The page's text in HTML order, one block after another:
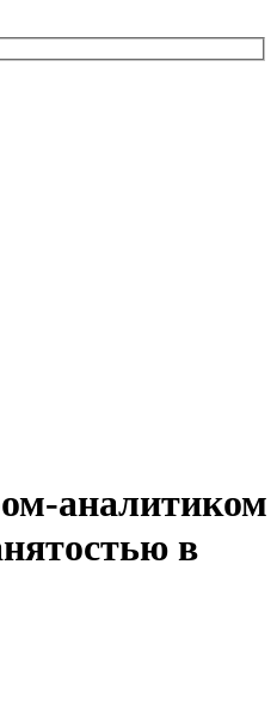
аналитиком
в